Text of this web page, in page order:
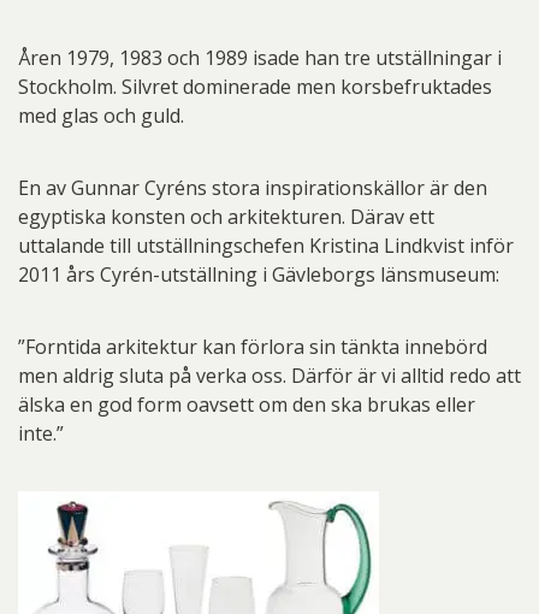
Åren 1979, 1983 och 1989 isade han tre utställningar i
Stockholm. Silvret dominerade men korsbefruktades
med glas och guld.
En av Gunnar Cyréns stora inspirationskällor är den
egyptiska konsten och arkitekturen. Därav ett
uttalande till utställningschefen Kristina Lindkvist inför
2011 års Cyrén-utställning i Gävleborgs länsmuseum:
”Forntida arkitektur kan förlora sin tänkta innebörd
men aldrig sluta på verka oss. Därför är vi alltid redo att
älska en god form oavsett om den ska brukas eller
inte.”